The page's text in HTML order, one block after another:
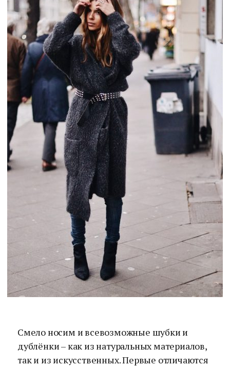
Смело носим и всевозможные шубки и
дублёнки – как из натуральных материалов,
так и из искусственных. Первые отличаются